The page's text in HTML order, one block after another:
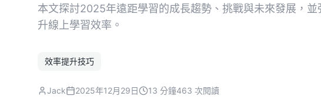
本文探討2025年遠距學習的成長趨勢、挑戰與未來發展，
升線上學習效率。
效率提升技巧
Jack 2025年12月29日 13 分鐘463 次閱讀